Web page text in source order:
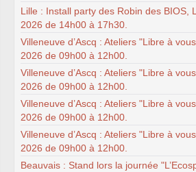
Lille : Install party des Robin des BIOS,
2026 de 14h00 à 17h30.
Villeneuve d’Ascq : Ateliers "Libre à
2026 de 09h00 à 12h00.
Villeneuve d’Ascq : Ateliers "Libre à
2026 de 09h00 à 12h00.
Villeneuve d’Ascq : Ateliers "Libre à
2026 de 09h00 à 12h00.
Villeneuve d’Ascq : Ateliers "Libre à
2026 de 09h00 à 12h00.
Beauvais : Stand lors la journée